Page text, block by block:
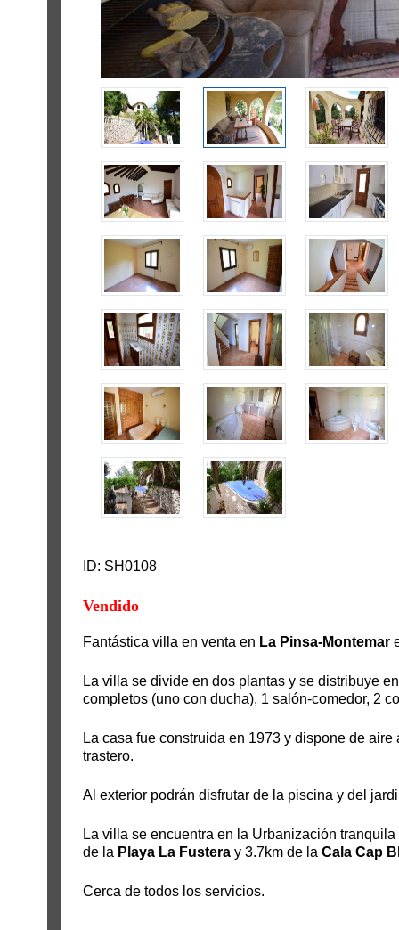
ID: SH0108
Vendido
Fantástica villa en venta en La Pinsa-Montemar
La villa se divide en dos plantas y se distribuye
completos (uno con ducha), 1 salón-comedor, 2
La casa fue construida en 1973 y dispone de
trastero.
Al exterior podrán disfrutar de la piscina y del
La villa se encuentra en la Urbanización
de la Playa La Fusteray 3.7km de la Cala Cap
Cerca de todos los servicios.